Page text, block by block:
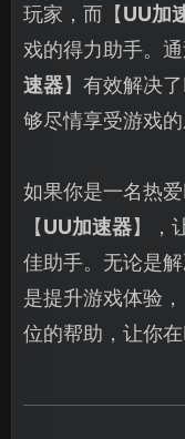
玩家，而【UU加
戏的得力助手。
速器】有效解决
够尽情享受游戏的
如果你是一名热
【UU加速器】，
佳助手。无论是
是提升游戏体验，
位的帮助，让你